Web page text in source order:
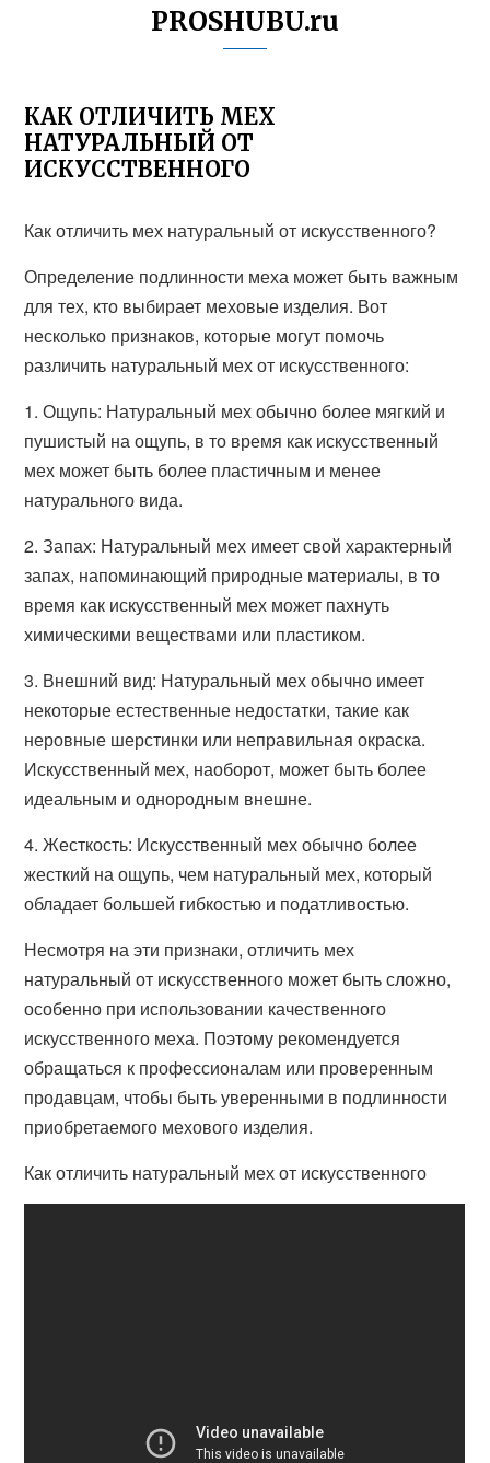
PROSHUBU.ru
КАК ОТЛИЧИТЬ МЕХ
НАТУРАЛЬНЫЙ ОТ
ИСКУССТВЕННОГО
Как отличить мех натуральный от искусственного?
Определение подлинности меха может быть важным
для тех, кто выбирает меховые изделия. Вот
несколько признаков, которые могут помочь
различить натуральный мех от искусственного:
1. Ощупь: Натуральный мех обычно более мягкий и
пушистый на ощупь, в то время как искусственный
мех может быть более пластичным и менее
натурального вида.
2. Запах: Натуральный мех имеет свой характерный
запах, напоминающий природные материалы, в то
время как искусственный мех может пахнуть
химическими веществами или пластиком.
3. Внешний вид: Натуральный мех обычно имеет
некоторые естественные недостатки, такие как
неровные шерстинки или неправильная окраска.
Искусственный мех, наоборот, может быть более
идеальным и однородным внешне.
4. Жесткость: Искусственный мех обычно более
жесткий на ощупь, чем натуральный мех, который
обладает большей гибкостью и податливостью.
Несмотря на эти признаки, отличить мех
натуральный от искусственного может быть сложно,
особенно при использовании качественного
искусственного меха. Поэтому рекомендуется
обращаться к профессионалам или проверенным
продавцам, чтобы быть уверенными в подлинности
приобретаемого мехового изделия.
Как отличить натуральный мех от искусственного